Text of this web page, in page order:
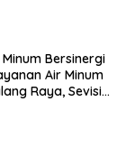
Minum Bersinergi
Air Minum
Raya, Sevisi